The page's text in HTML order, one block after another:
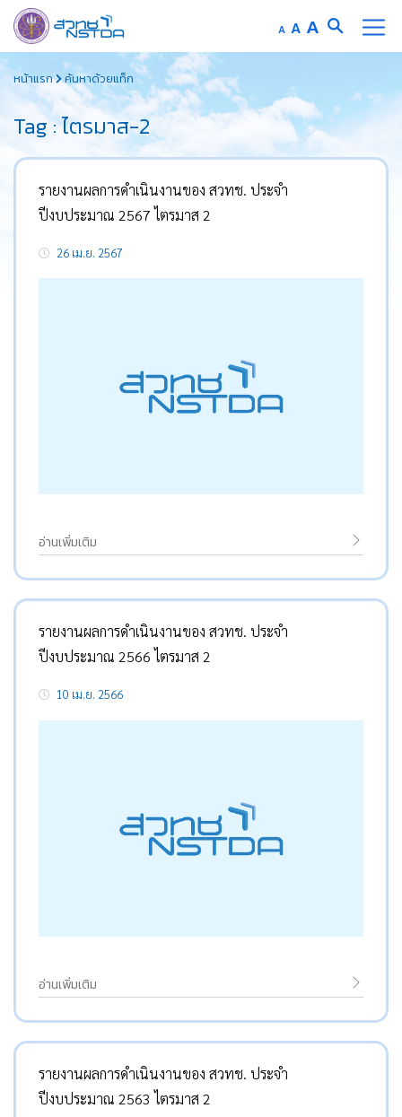
to
content
A Decrease
font
AReset
font
A Increase
font
หน้าแรก ค้นหาด้วยแท็ก
Tag : ไตรมาส-2
รายงานผลการดำเนินงานของ สวทช. ประจำ
ปีงบประมาณ 2567 ไตรมาส 2
26 เม.ย. 2567
อ่านเพิ่มเติม
รายงานผลการดำเนินงานของ สวทช. ประจำ
ปีงบประมาณ 2566 ไตรมาส 2
10 เม.ย. 2566
อ่านเพิ่มเติม
รายงานผลการดำเนินงานของ สวทช. ประจำ
ปีงบประมาณ 2563 ไตรมาส 2